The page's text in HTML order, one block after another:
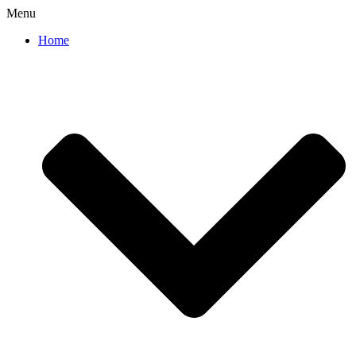
Menu
Home